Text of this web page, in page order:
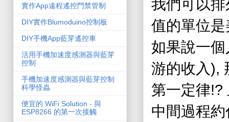
我們可以排
值的單位是
如果說一
游的收入),
第一定律!?
中間過程約
實作App遠程遙控門禁管制
DIY實作Blumoduino控制板
DIY手機App藍芽遙控車
活用手機加速度感測器與藍芽
控制
手機加速度感測器與藍芽控制
科學怪蟲
便宜的 WiFi Solution - 與
ESP8266 的第一次接觸